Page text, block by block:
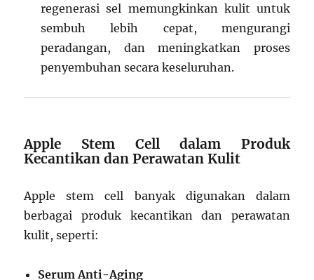
regenerasi sel memungkinkan kulit untuk
sembuh lebih cepat, mengurangi
peradangan, dan meningkatkan proses
penyembuhan secara keseluruhan.
Apple Stem Cell dalam Produk
Kecantikan dan Perawatan Kulit
Apple stem cell banyak digunakan dalam
berbagai produk kecantikan dan perawatan
kulit, seperti:
Serum Anti-Aging